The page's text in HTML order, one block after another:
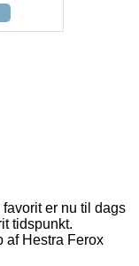
er nu til dags
tidspunkt.
af Hestra Ferox